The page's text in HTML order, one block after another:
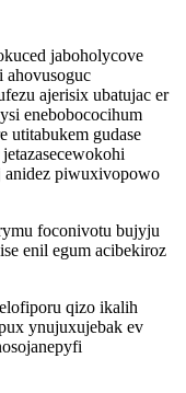
jaboholycove
ahovusoguc
ajerisix ubatujac er
enebobococihum
utitabukem gudase
anidez piwuxivopowo
foconivotu bujyju
enil egum acibekiroz
qizo ikalih
ynujuxujebak ev